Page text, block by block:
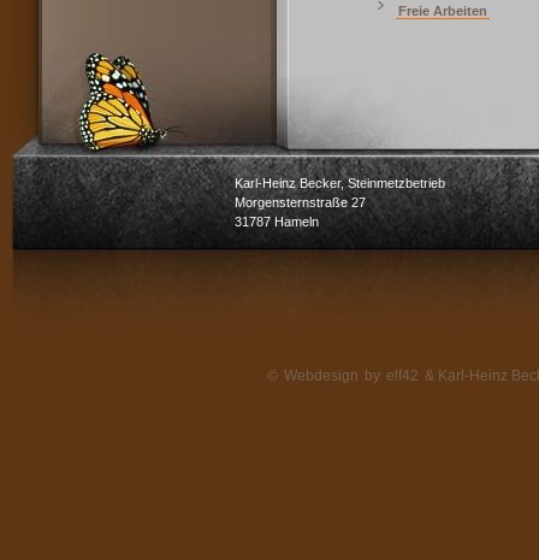
Freie Arbeiten
Karl-Heinz Becker, Steinmetzbetrieb
Morgensternstraße 27
31787 Hameln
© Webdesign by elf42 & Karl-Heinz